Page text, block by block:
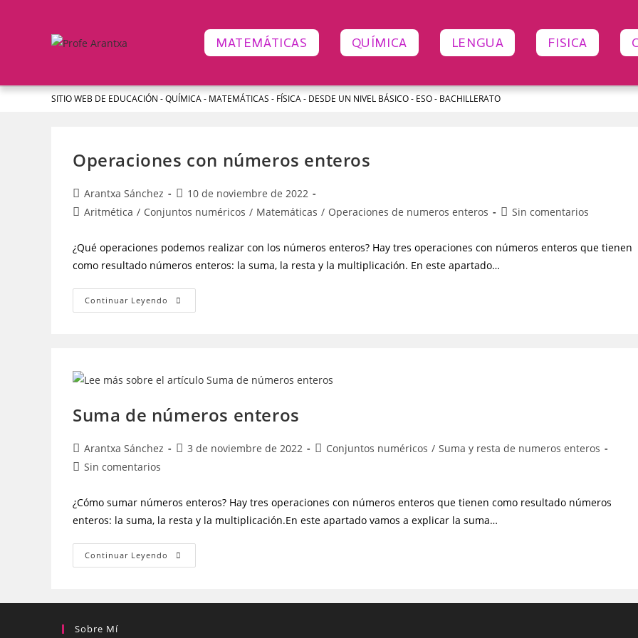
SITIO WEB DE EDUCACIÓN - QUÍMICA - MATEMÁTICAS - FÍSICA - DESDE UN NIVEL BÁSICO - ESO - BACHILLERATO
MATEMÁTICAS QUÍMICA LENGUA FISICA
Operaciones con números enteros
Arantxa Sánchez
10 de noviembre de 2022
Aritmética / Conjuntos numéricos / Matemáticas / Operaciones de numeros enteros Sin comentarios
¿Qué operaciones podemos realizar con los números enteros? Hay tres operaciones con números enteros que tienen
como resultado números enteros: la suma, la resta y la multiplicación. En este apartado…
Continuar Leyendo
Suma de números enteros
Arantxa Sánchez 3 de noviembre de 2022 Conjuntos numéricos / Suma y resta de numeros enteros
Sin comentarios
¿Cómo sumar números enteros? Hay tres operaciones con números enteros que tienen como resultado números
enteros: la suma, la resta y la multiplicación.En este apartado vamos a explicar la suma…
Continuar Leyendo
Sobre Mí